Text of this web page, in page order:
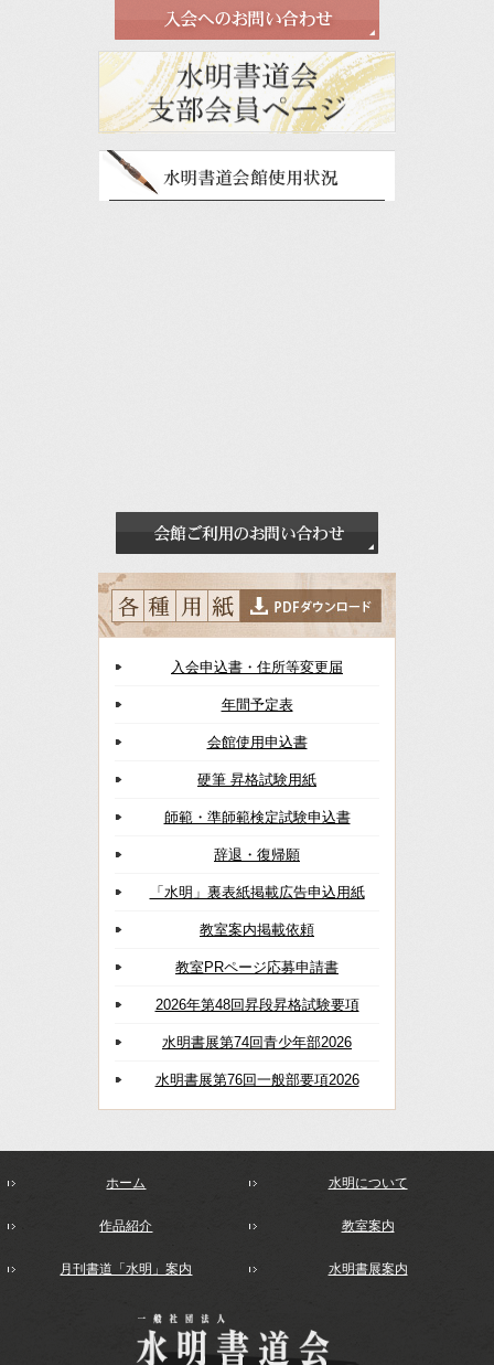
入会申込書・住所等変更届
年間予定表
会館使用申込書
硬筆 昇格試験用紙
師範・準師範検定試験申込書
辞退・復帰願
「水明」裏表紙掲載広告申込用紙
教室案内掲載依頼
教室PRページ応募申請書
2026年第48回昇段昇格試験要項
水明書展第74回青少年部2026
水明書展第76回一般部要項2026
ホーム 水明について
作品紹介 教室案内
月刊書道「水明」案内 水明書展案内